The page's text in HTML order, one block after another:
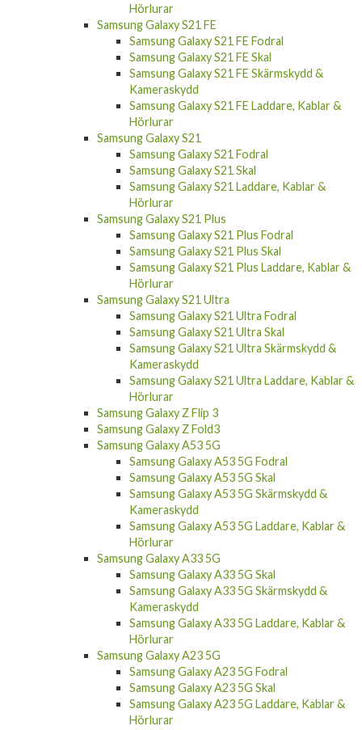
Hörlurar
Samsung Galaxy S21 FE
Samsung Galaxy S21 FE Fodral
Samsung Galaxy S21 FE Skal
Samsung Galaxy S21 FE Skärmskydd &
Kameraskydd
Samsung Galaxy S21 FE Laddare, Kablar &
Hörlurar
Samsung Galaxy S21
Samsung Galaxy S21 Fodral
Samsung Galaxy S21 Skal
Samsung Galaxy S21 Laddare, Kablar &
Hörlurar
Samsung Galaxy S21 Plus
Samsung Galaxy S21 Plus Fodral
Samsung Galaxy S21 Plus Skal
Samsung Galaxy S21 Plus Laddare, Kablar &
Hörlurar
Samsung Galaxy S21 Ultra
Samsung Galaxy S21 Ultra Fodral
Samsung Galaxy S21 Ultra Skal
Samsung Galaxy S21 Ultra Skärmskydd &
Kameraskydd
Samsung Galaxy S21 Ultra Laddare, Kablar &
Hörlurar
Samsung Galaxy Z Flip 3
Samsung Galaxy Z Fold3
Samsung Galaxy A53 5G
Samsung Galaxy A53 5G Fodral
Samsung Galaxy A53 5G Skal
Samsung Galaxy A53 5G Skärmskydd &
Kameraskydd
Samsung Galaxy A53 5G Laddare, Kablar &
Hörlurar
Samsung Galaxy A33 5G
Samsung Galaxy A33 5G Skal
Samsung Galaxy A33 5G Skärmskydd &
Kameraskydd
Samsung Galaxy A33 5G Laddare, Kablar &
Hörlurar
Samsung Galaxy A23 5G
Samsung Galaxy A23 5G Fodral
Samsung Galaxy A23 5G Skal
Samsung Galaxy A23 5G Laddare, Kablar &
Hörlurar